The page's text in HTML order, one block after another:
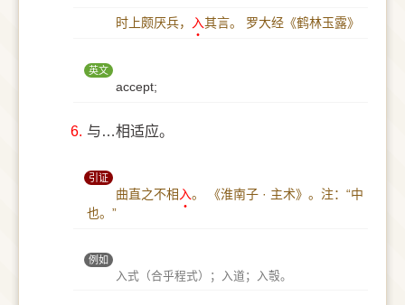
时上颇厌兵， 入其言。 罗大经《鹤林玉露》
英文
accept;
6. 与…相适应。
引证
曲直之不相 入。
《淮南子 · 主术》。注：“中
也。”
例如
入式（合乎程式）；入道；入彀。